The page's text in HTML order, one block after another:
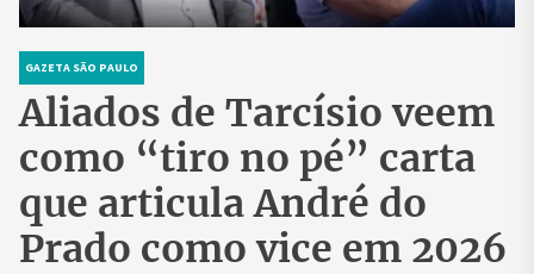
GAZETA SÃO PAULO
Aliados de Tarcísio veem
como “tiro no pé” carta
que articula André do
Prado como vice em 2026